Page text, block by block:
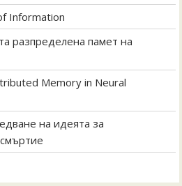
Information
разпределена памет на
Memory in Neural
на идеята за